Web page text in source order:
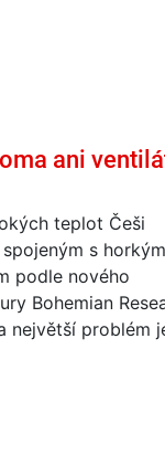
ani
teplot Češi
s horkým
podle nového
Bohemian
největší problém